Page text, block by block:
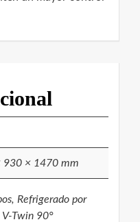
930 × 1470 mm
Refrigerado por
Twin 90°